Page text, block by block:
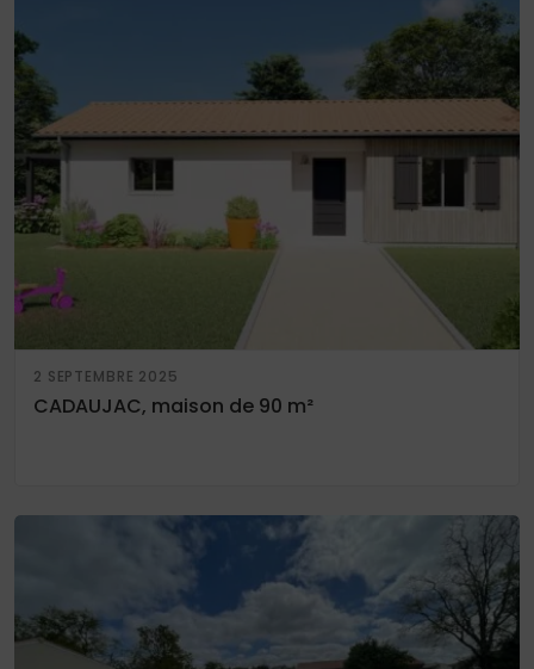
2 SEPTEMBRE 2025
CADAUJAC, maison de 90 m²